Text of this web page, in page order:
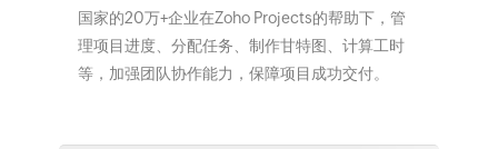
国家的20万+企业在Zoho Projects的帮助下，管
理项目进度、分配任务、制作甘特图、计算工时
等，加强团队协作能力，保障项目成功交付。